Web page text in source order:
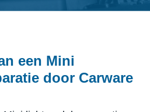
een Mini
door Carware